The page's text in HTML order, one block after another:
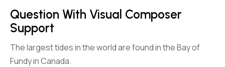
Question With Visual Composer
Support
The largest tides in the world are found in the Bay of
Fundy in Canada.